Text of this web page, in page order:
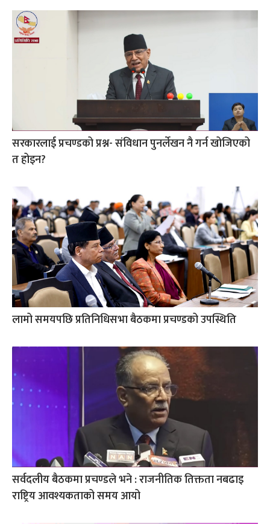
सरकारलाई प्रचण्डको प्रश्न- संविधान पुनर्लेखन नै गर्न खोजिएको
त होइन?
लामो समयपछि प्रतिनिधिसभा बैठकमा प्रचण्डको उपस्थिति
सर्वदलीय बैठकमा प्रचण्डले भने : राजनीतिक तिक्तता नबढाइ
राष्ट्रिय आवश्यकताको समय आयो